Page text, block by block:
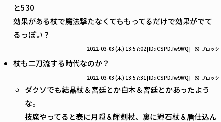
と530
効果がある杖で魔法撃たなくてももってるだけで効果がでて
るっぽい？
2022-03-03 (木) 13:57:02 [ID:iCSPD.fw9WQ] ブロック
杖も二刀流する時代なのか？
2022-03-03 (木) 13:57:31 [ID:iCSPD.fw9WQ] ブロック
ダクソでも結晶杖＆宮廷とか白木＆宮廷とかあったよう
な。
技魔やってると表に月隠＆輝剣杖、裏に輝石杖＆盾仕込ん